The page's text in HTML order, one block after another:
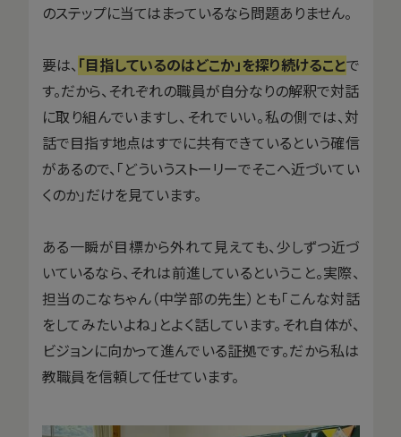
のステップに当てはまっているなら問題ありません。
要は、 「目指しているのはどこか」を探り続けることで
す。だから、それぞれの職員が自分なりの解釈で対話
に取り組んでいますし、それでいい。私の側では、対
話で目指す地点はすでに共有できているという確信
があるので、「どういうストーリーでそこへ近づいてい
くのか」だけを見ています。
ある一瞬が目標から外れて見えても、少しずつ近づ
いているなら、それは前進しているということ。実際、
担当のこなちゃん（中学部の先生）とも「こんな対話
をしてみたいよね」とよく話しています。それ自体が、
ビジョンに向かって進んでいる証拠です。だから私は
教職員を信頼して任せています。